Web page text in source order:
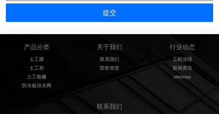
产品分类
土工膜
土工布
土工格栅
防水板排水网
关于我们
联系我们
荣誉资质
行业动态
工程业绩
新闻资讯
sitemap
联系我们